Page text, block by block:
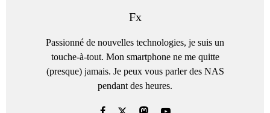
Fx
Passionné de nouvelles technologies, je suis un
touche-à-tout. Mon smartphone ne me quitte
(presque) jamais. Je peux vous parler des NAS
pendant des heures.